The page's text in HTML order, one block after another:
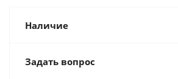
Наличие
Задать вопрос